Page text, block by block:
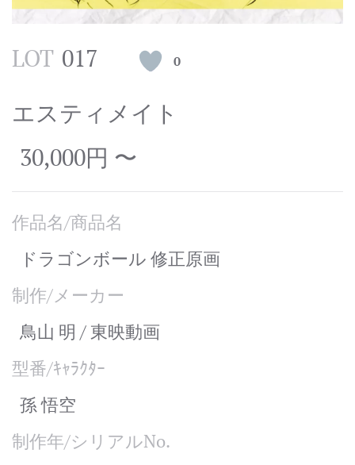
LOT 017 0
エスティメイト
30,000円 〜
作品名/商品名
ドラゴンボール 修正原画
制作/メーカー
鳥山 明 / 東映動画
型番/ｷｬﾗｸﾀｰ
孫 悟空
制作年/シリアルNo.